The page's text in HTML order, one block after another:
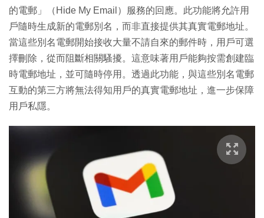
的電郵」（Hide My Email）服務的回應。此功能將允許用
戶隨時生成新的電郵別名，而非直接提供其真實電郵地址。
當這些別名電郵開始接收大量不請自來的郵件時，用戶可選
擇刪除，從而阻斷相關騷擾。這意味著用戶能夠按需創建臨
時電郵地址，並可隨時停用。透過此功能，與這些別名電郵
互動的第三方將無法得知用戶的真實電郵地址，進一步保障
用戶私隱。